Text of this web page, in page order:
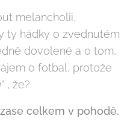
melancholii,
ty hádky o zvednutém
dovolené a o tom,
o fotbal, protože
, že?
celkem v pohodě.